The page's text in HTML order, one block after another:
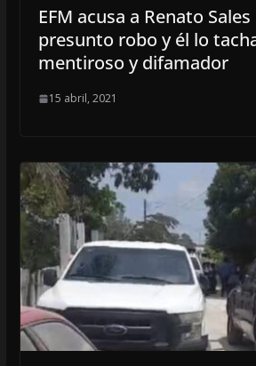
EFM acusa a Renato
presunto robo y él lo
mentiroso y difamador
15 abril, 2021